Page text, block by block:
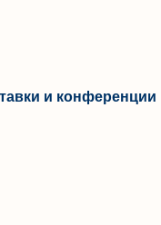
и конференции